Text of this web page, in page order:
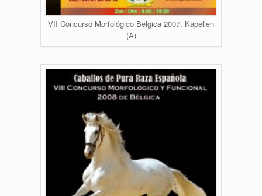
VII Concurso Morfológico Belgica 2007, Kapellen
(A)